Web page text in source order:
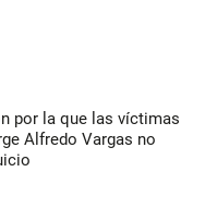
por la que las víctimas
Alfredo Vargas no